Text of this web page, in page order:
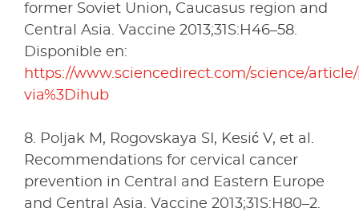
former Soviet Union, Caucasus region and
Central Asia. Vaccine 2013;31S:H46–58.
Disponible en:
https://www.sciencedirect.com/science/article/
via%3Dihub
8. Poljak M, Rogovskaya SI, Kesić V, et al.
Recommendations for cervical cancer
prevention in Central and Eastern Europe
and Central Asia. Vaccine 2013;31S:H80–2.